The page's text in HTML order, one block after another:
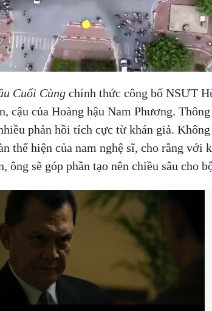
Cuối Cùngchính thức công bố NSƯT
cậu của Hoàng hậu Nam Phương.
phản hồi tích cực từ khán giả.
thể hiện của nam nghệ sĩ, cho rằng với
ông sẽ góp phần tạo nên chiều sâu cho